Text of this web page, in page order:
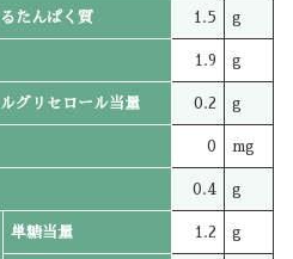
たんぱく質 1.5 g
1.9 g
グリセロール当量 0.2 g
0 mg
0.4 g
単糖当量 1.2 g